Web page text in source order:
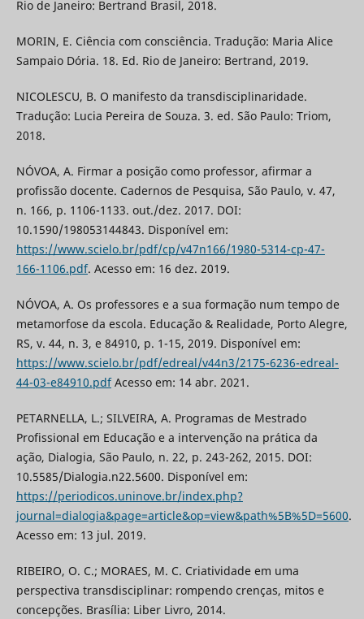
Rio de Janeiro: Bertrand Brasil, 2018.
MORIN, E. Ciência com consciência. Tradução: Maria Alice
Sampaio Dória. 18. Ed. Rio de Janeiro: Bertrand, 2019.
NICOLESCU, B. O manifesto da transdisciplinaridade.
Tradução: Lucia Pereira de Souza. 3. ed. São Paulo: Triom,
2018.
NÓVOA, A. Firmar a posição como professor, afirmar a
profissão docente. Cadernos de Pesquisa, São Paulo, v. 47,
n. 166, p. 1106-1133. out./dez. 2017. DOI:
10.1590/198053144843. Disponível em:
https://www.scielo.br/pdf/cp/v47n166/1980-5314-cp-47-
166-1106.pdf. Acesso em: 16 dez. 2019.
NÓVOA, A. Os professores e a sua formação num tempo de
metamorfose da escola. Educação & Realidade, Porto Alegre,
RS, v. 44, n. 3, e 84910, p. 1-15, 2019. Disponível em:
https://www.scielo.br/pdf/edreal/v44n3/2175-6236-edreal-
44-03-e84910.pdfAcesso em: 14 abr. 2021.
PETARNELLA, L.; SILVEIRA, A. Programas de Mestrado
Profissional em Educação e a intervenção na prática da
ação, Dialogia, São Paulo, n. 22, p. 243-262, 2015. DOI:
10.5585/Dialogia.n22.5600. Disponível em:
https://periodicos.uninove.br/index.php?
journal=dialogia&page=article&op=view&path%5B%5D=5600.
Acesso em: 13 jul. 2019.
RIBEIRO, O. C.; MORAES, M. C. Criatividade em uma
perspectiva transdisciplinar: rompendo crenças, mitos e
concepções. Brasília: Liber Livro, 2014.